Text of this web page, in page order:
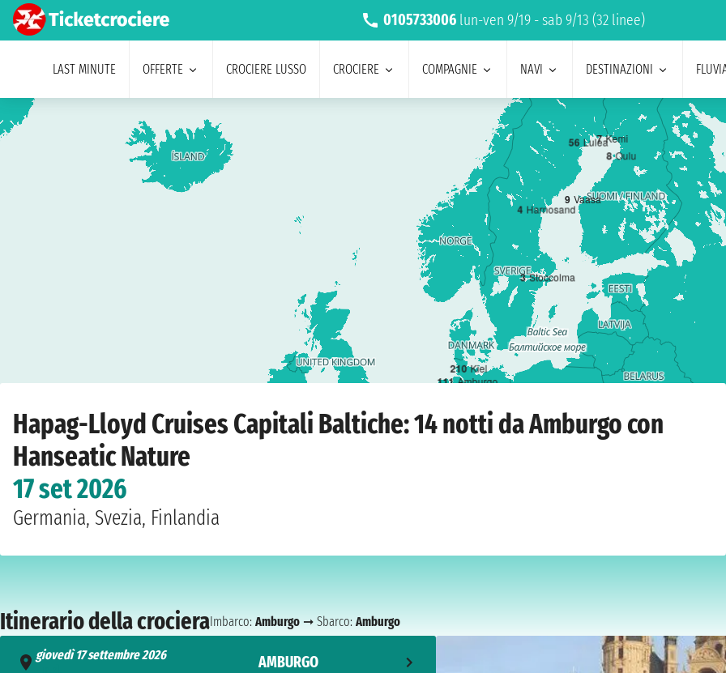
0105733006 lun-ven 9/19 - sab 9/13 (32 linee)
LAST MINUTE OFFERTE CROCIERE LUSSO CROCIERE COMPAGNIE NAVI DESTINAZIONI
111 Amburgo
210 Kiel
3 Stoccolma
4 Harnosand
56 Lulea
7 Kemi
8 Oulu
9 Vaasa
Hapag-Lloyd Cruises Capitali Baltiche: 14 notti da Amburgo con
Hanseatic Nature
17 set 2026
Germania, Svezia, Finlandia
Itinerario della crocieraImbarco: Amburgo ➞ Sbarco: Amburgo
giovedì 17 settembre 2026
AMBURGO